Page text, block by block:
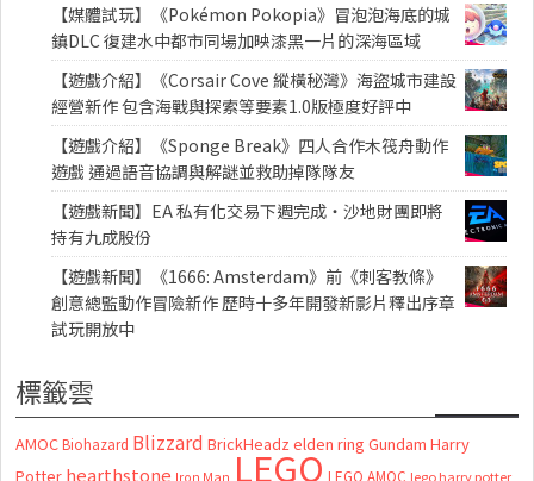
【媒體試玩】《Pokémon Pokopia》冒泡泡海底的城
鎮DLC 復建水中都市同場加映漆黑一片的深海區域
【遊戲介紹】《Corsair Cove 縱橫秘灣》海盜城市建設
經營新作 包含海戰與探索等要素1.0版極度好評中
【遊戲介紹】《Sponge Break》四人合作木筏舟動作
遊戲 通過語音協調與解謎並救助掉隊隊友
【遊戲新聞】EA 私有化交易下週完成・沙地財團即將
持有九成股份
【遊戲新聞】《1666: Amsterdam》前《刺客教條》
創意總監動作冒險新作 歷時十多年開發新影片釋出序章
試玩開放中
標籤雲
AMOC Biohazard Blizzard BrickHeadz elden ring Gundam Harry
Potter hearthstone Iron Man LEGO LEGO AMOC lego harry potter